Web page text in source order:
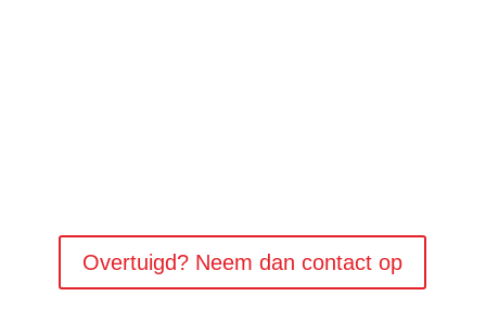
Overtuigd? Neem dan contact op